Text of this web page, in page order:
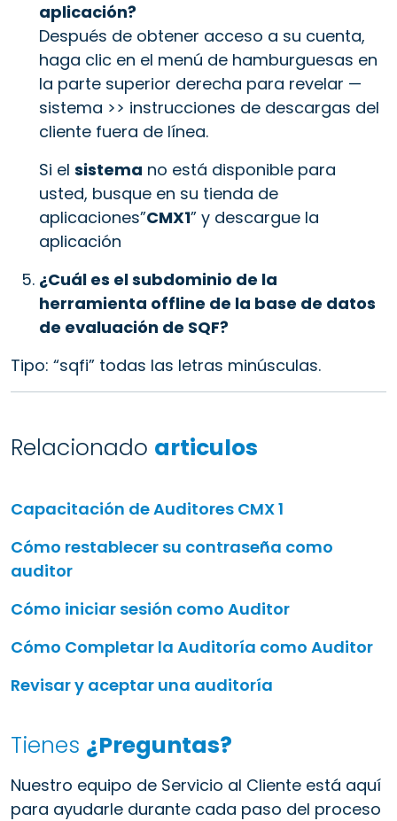
Tienes ¿Preguntas?
Nuestro equipo de Servicio al Cliente está aquí
para ayudarle durante cada paso del proceso
aplicación?
Después de obtener acceso a su cuenta,
haga clic en el menú de hamburguesas en
la parte superior derecha para revelar —
sistema >> instrucciones de descargas del
cliente fuera de línea.
Si el sistema no está disponible para
usted, busque en su tienda de
aplicaciones”CMX1” y descargue la
aplicación
¿Cuál es el subdominio de la
herramienta offline de la base de datos
de evaluación de SQF?
Tipo: “sqfi” todas las letras minúsculas.
Relacionado articulos
Capacitación de Auditores CMX 1
Cómo restablecer su contraseña como
auditor
Cómo iniciar sesión como Auditor
Cómo Completar la Auditoría como Auditor
Revisar y aceptar una auditoría